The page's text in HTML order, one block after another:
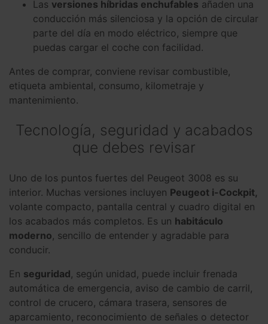
Las versiones híbridas enchufables añaden una
conducción más silenciosa y la opción de circular
parte del día en modo eléctrico, siempre que
puedas cargar el coche con facilidad.
Antes de comprar, conviene revisar combustible,
etiqueta ambiental, consumo, kilometraje y
mantenimiento.
Tecnología, seguridad y acabados
que debes revisar
Uno de los puntos fuertes del Peugeot 3008 es su
interior. Muchas versiones incluyen Peugeot i-Cockpit,
volante compacto, pantalla central y cuadro digital en
los acabados más completos. Es un habitáculo
moderno, sencillo de entender y agradable para
conducir.
En seguridad, según unidad, puede incluir frenada
automática de emergencia, aviso de cambio de carril,
control de crucero, cámara trasera, sensores de
aparcamiento, reconocimiento de señales o detector